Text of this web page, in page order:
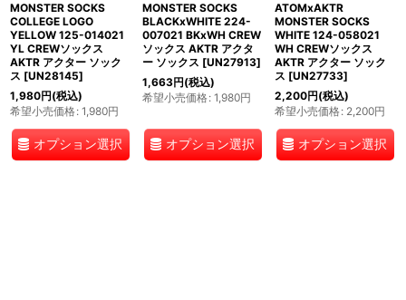
MONSTER SOCKS
COLLEGE LOGO
YELLOW 125-014021
YL CREWソックス
AKTR アクター ソック
ス [UN28145]
1,980円(税込)
希望小売価格: 1,980円
オプション選択
MONSTER SOCKS
BLACKxWHITE 224-
007021 BKxWH CREW
ソックス AKTR アクタ
ー ソックス [UN27913]
1,663円(税込)
希望小売価格: 1,980円
オプション選択
ATOMxAKTR
MONSTER SOCKS
WHITE 124-058021
WH CREWソックス
AKTR アクター ソック
ス [UN27733]
2,200円(税込)
希望小売価格: 2,200円
オプション選択